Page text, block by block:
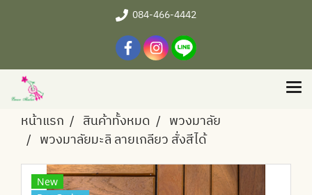
084-466-4442
หน้าแรก สินค้าทั้งหมด
พวงมาลัย
พวงมาลัยมะลิ ลายเกลียว สั่งสีได้
New